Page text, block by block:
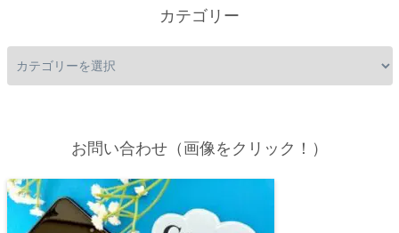
カテゴリー
お問い合わせ（画像をクリック！）